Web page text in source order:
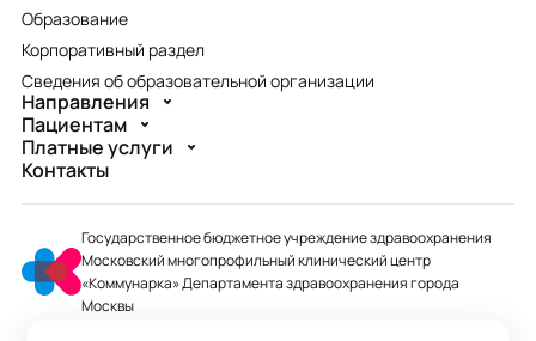
Образование
Корпоративный раздел
Сведения об образовательной организации
Направления
Пациентам
Платные услуги
Контакты
Государственное бюджетное учреждение здравоохранения
Московский многопрофильный клинический центр
«Коммунарка» Департамента здравоохранения города
Москвы